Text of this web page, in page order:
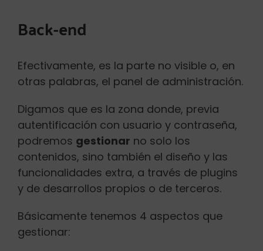
Back-end
Efectivamente, es la parte no visible o, en
otras palabras, el panel de administración.
Digamos que es la zona donde, previa
autentificación con usuario y contraseña,
podremos gestionar no solo los
contenidos, sino también el diseño y las
funcionalidades extra, a través de plugins
y de desarrollos propios o de terceros.
Básicamente tenemos 4 aspectos que
gestionar: